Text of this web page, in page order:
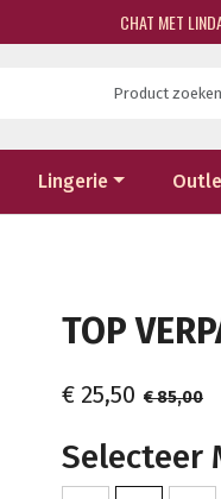
CHAT MET
Lingerie
TOP
€ 25,50 € 85,00
Selecteer